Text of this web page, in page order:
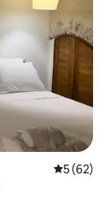
レビュー
5 (62)